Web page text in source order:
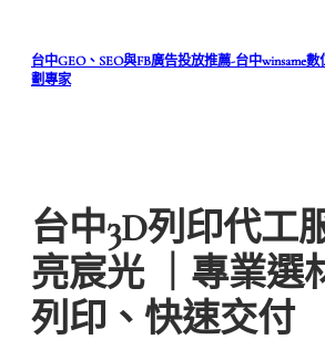
台中GEO、SEO與FB廣告投放推薦-台中winsame
劃專家
台中3D列印代工
亮宸光 ｜專業選
列印、快速交付